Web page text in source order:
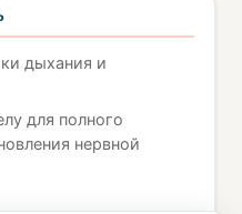
дыхания и
для полного
нервной